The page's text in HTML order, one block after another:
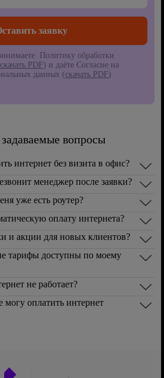
Политику обработки
скачать PDF) и даёте Согласие на
данных (скачать PDF)
вопросы
интернет без визита в офис?
менеджер после заявки?
уже есть роутер?
оплату интернета?
и акции для новых клиентов?
тарифы доступны по моему
не работает?
могу оплатить интернет